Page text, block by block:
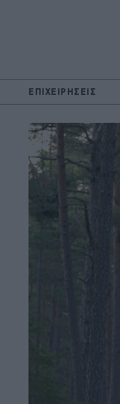
ΕΠΙΧΕΙΡΗΣΕΙΣ